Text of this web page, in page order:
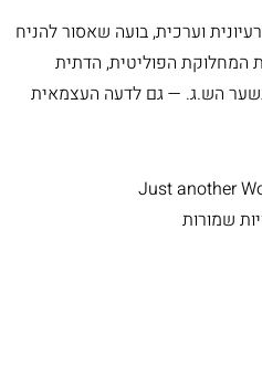
וערכית, בועה שאסור להניח
המחלוקת הפוליטית, הדתית
בשער הש.ג. — גם לדעה העצמאית
Just another
שמורות